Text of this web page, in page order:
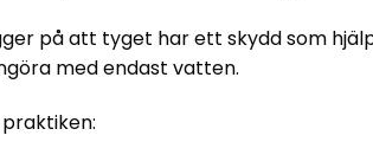
på att tyget har ett skydd som
med endast vatten.